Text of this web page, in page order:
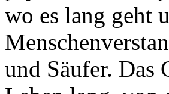
wo es lang geht
und Säufer. Das